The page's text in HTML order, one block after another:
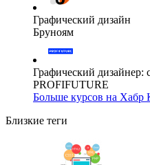
Графический дизайн
Бруноям
Графический дизайнер:
PROFIFUTURE
Больше курсов на Хабр
Близкие теги